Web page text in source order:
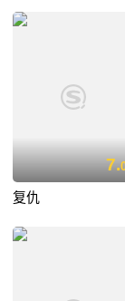
7.
复仇